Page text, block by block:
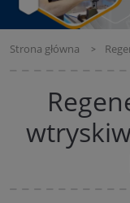
Strona główna